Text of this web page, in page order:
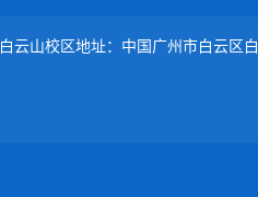
白云山校区地址：中国广州市白云区